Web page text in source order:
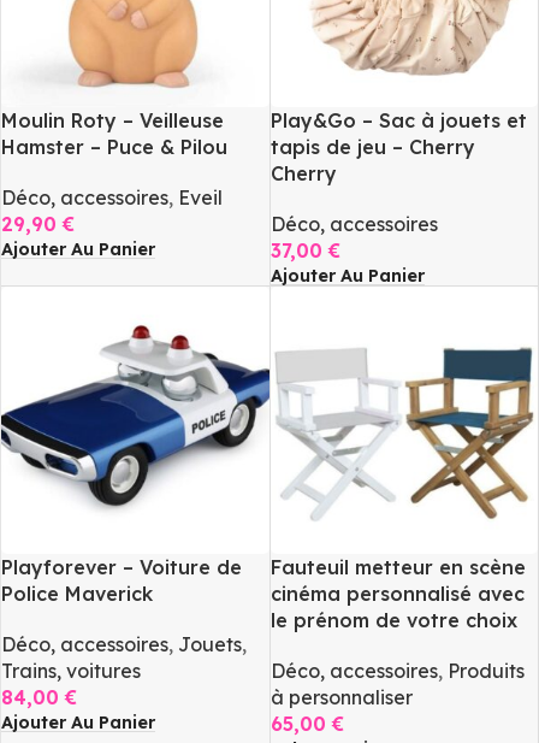
Moulin Roty – Veilleuse
Hamster – Puce & Pilou
Déco, accessoires, Eveil
29,90€
Ajouter Au Panier
Play&Go – Sac à jouets et
tapis de jeu – Cherry
Cherry
Déco, accessoires
37,00€
Ajouter Au Panier
Playforever – Voiture de
Police Maverick
Déco, accessoires, Jouets,
Trains, voitures
84,00€
Ajouter Au Panier
Fauteuil metteur en scène
cinéma personnalisé avec
le prénom de votre choix
Déco, accessoires, Produits
à personnaliser
65,00€